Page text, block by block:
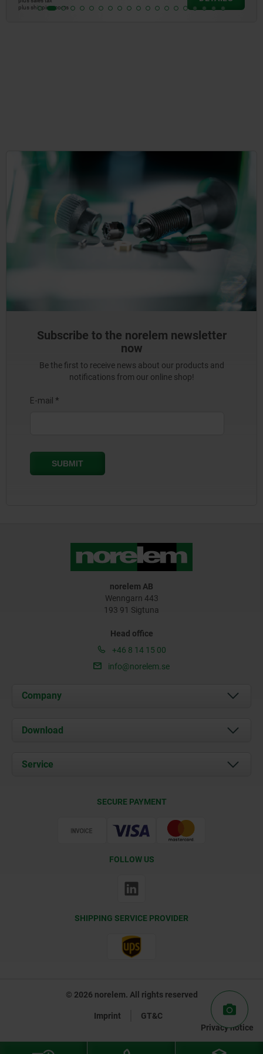
plus shipping costs
Subscribe to the norelem newsletter
now
Be the first to receive news about our products and
notifications from our online shop!
norelem AB
Wenngarn 443
193 91 Sigtuna
Head office
+46 8 14 15 00
info@norelem.se
Company
About us
Contact
Download
Service
SECURE PAYMENT
FOLLOW US
SHIPPING SERVICE PROVIDER
© 2026 norelem. All rights reserved
Imprint
GT&C
Privacy notice